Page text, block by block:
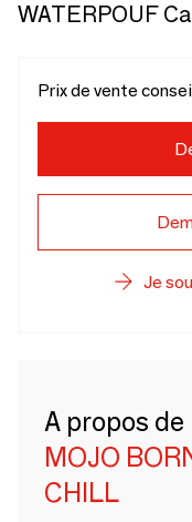
WATERPOUF
Prix de vente
Je
A propos
MOJO
CHILL